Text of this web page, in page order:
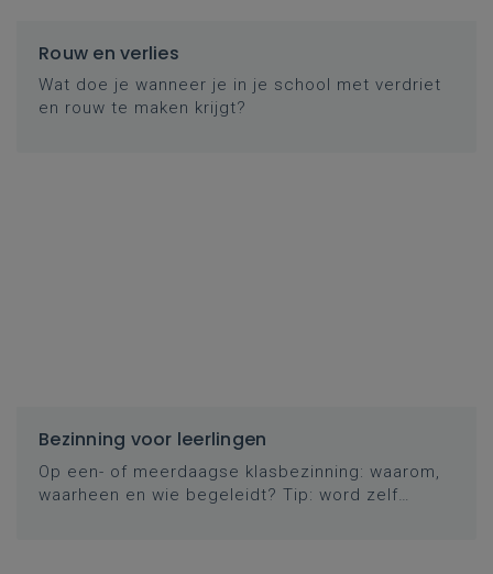
Rouw en verlies
Wat doe je wanneer je in je school met verdriet
en rouw te maken krijgt?
Bezinning voor leerlingen
Op een- of meerdaagse klasbezinning: waarom,
waarheen en wie begeleidt? Tip: word zelf